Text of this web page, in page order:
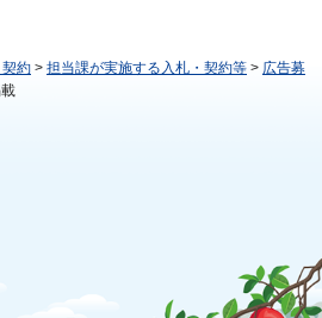
契約 > 担当課が実施する入札・契約等 > 広告募